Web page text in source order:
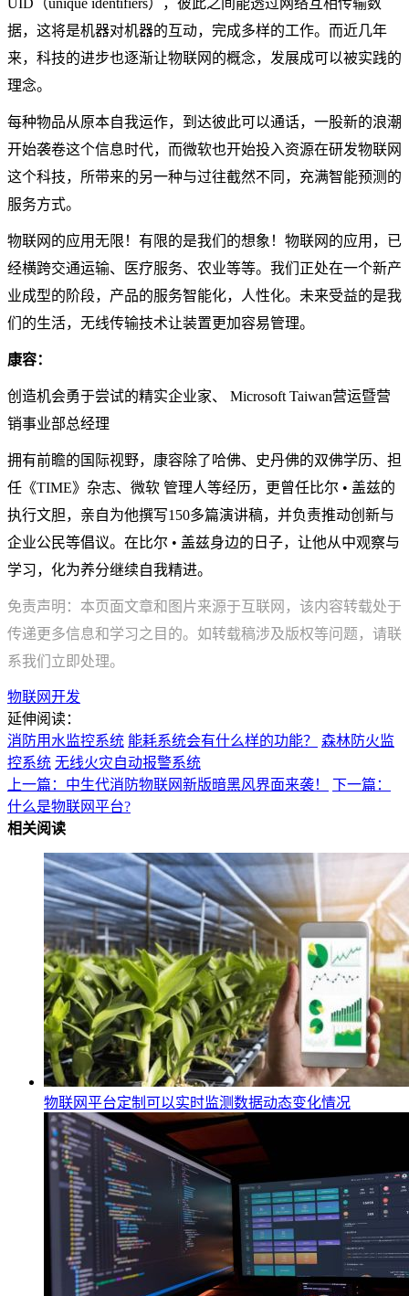
据，这将是机器对机器的互动，完成多样的工作。而近几年
来，科技的进步也逐渐让物联网的概念，发展成可以被实践的
理念。
每种物品从原本自我运作，到达彼此可以通话，一股新的浪潮
开始袭卷这个信息时代，而微软也开始投入资源在研发物联网
这个科技，所带来的另一种与过往截然不同，充满智能­预测的
服务方式。
物联网的应用无限！有限的是我们的想象！物联网的应用，已
经横跨交通运输、医疗服务、农业等等。我们正处在一个新产
业成型的阶段，产品的服务智能化，人性化。未来受益的是我
们的生活，无线传输技术让装置更加容易管理。
康容：
创造机会勇于尝试的精实企业家、 Microsoft Taiwan营运暨营
销事业部总经理
拥有前瞻的国际视野，康容除了哈佛、史丹佛的双佛学历、担
任《TIME》杂志、微软 管理人等经历，更曾任比尔 • 盖兹的
执行文胆，亲自为他撰写150多篇演讲稿，并负责推动创新与
企业公民等倡议。在比尔 • 盖兹身边的日子，让他从中观察与
学习，化为养分继续自我精进。
免责声明：本页面文章和图片来源于互联网，该内容转载处于
传递更多信息和学习之目的。如转载稿涉及版权等问题，请联
系我们立即处理。
物联网开发
延伸阅读：
消防用水监控系统 能耗系统会有什么样的功能？
森林防火监
控系统 无线火灾自动报警系统
上一篇：中生代消防物联网新版暗黑风界面来袭！
下一篇：
什么是物联网平台?
相关阅读
物联网平台定制可以实时监测数据动态变化情况